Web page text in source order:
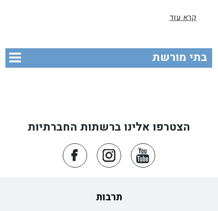
קרא עוד
בתי מורשת
הצטרפו אלינו ברשתות החברתיות
תרבות